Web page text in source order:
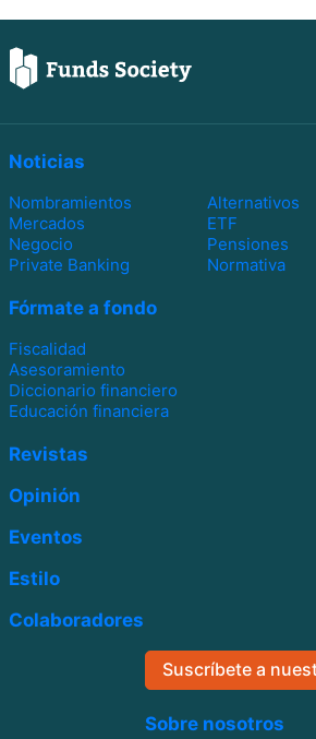
Noticias
Nombramientos
Alternativos
Mercados
ETF
Negocio
Pensiones
Private Banking
Normativa
Fórmate a fondo
Fiscalidad
Asesoramiento
Diccionario financiero
Educación financiera
Revistas
Opinión
Eventos
Estilo
Colaboradores
Suscríbete a
Sobre nosotros